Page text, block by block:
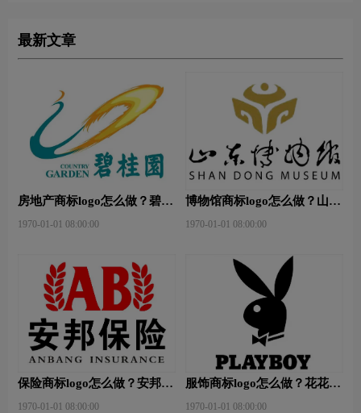
最新文章
房地产商标logo怎么做？碧桂
1970-01-01 08:00:00
博物馆商标logo怎么做？山东
logo设计
1970-01-01 08:00:00
保险商标logo怎么做？安邦保
1970-01-01 08:00:00
服饰商标logo怎么做？花花公
1970-01-01 08:00:00